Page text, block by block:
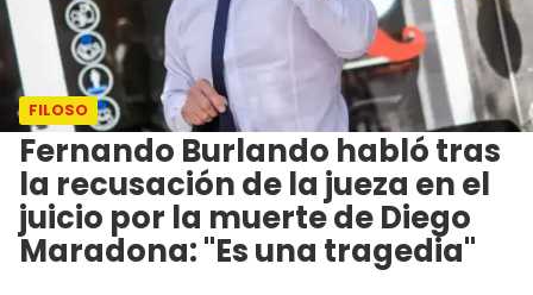
FILOSO
Fernando Burlando habló tras
la recusación de la jueza en el
juicio por la muerte de Diego
Maradona: "Es una tragedia"